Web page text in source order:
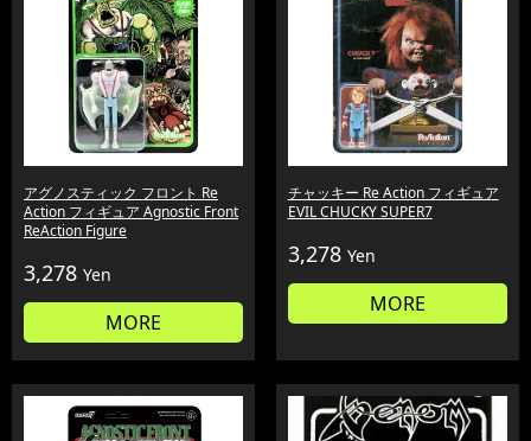
アグノスティック フロント Re
Action フィギュア Agnostic Front
ReAction Figure
3,278 Yen
MORE
チャッキー Re Action フィギュア
EVIL CHUCKY SUPER7
3,278 Yen
MORE